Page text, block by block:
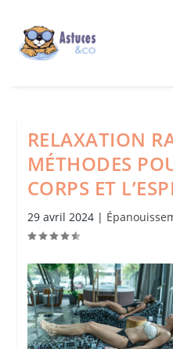
RELAXATION
MÉTHODES
CORPS ET
29 avril 2024|